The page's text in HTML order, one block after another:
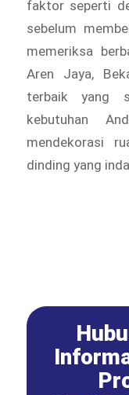
faktor seperti
sebelum
memeriksa
Aren Jaya,
terbaik yang
kebutuhan
mendekorasi
dinding yang